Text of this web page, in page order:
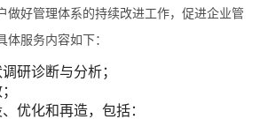
做好管理体系的持续改进工作，促进企业管
服务内容如下：
研诊断与分析；
优化和再造，包括：